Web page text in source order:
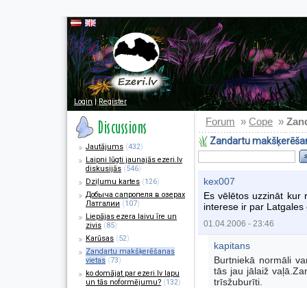
Login|Register
Jautājums (432)
Laipni lūgti jaunajās ezeri.lv
diskusijās (546)
Dziļumu kartes (126)
Добыча сапропеля в озерах
Латгалии (107)
Liepājas ezera laivu īre un
zivis (85)
Karūsas (52)
Zandartu makšķerēšanas
vietas (73)
ko domājat par ezeri.lv lapu
un tās noformējumu? (132)
Forum » Cope »
Zandartu
kex007
Es vēlētos uzzināt kur
interese ir par Latgales
01.04.2006 - 23:46
kapitans
Burtniekā normāli
tās jau jālaiž
trīsžuburīti.